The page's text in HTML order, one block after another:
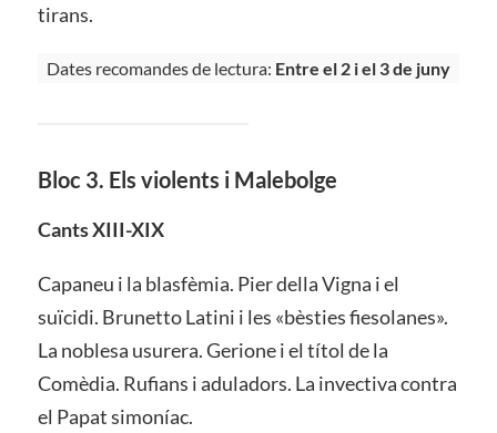
tirans.
Dates recomandes de lectura: Entre el 2 i el 3 de juny
Bloc 3. Els violents i Malebolge
Cants XIII-XIX
Capaneu i la blasfèmia. Pier della Vigna i el
suïcidi. Brunetto Latini i les «bèsties fiesolanes».
La noblesa usurera. Gerione i el títol de la
Comèdia. Rufians i aduladors. La invectiva contra
el Papat simoníac.